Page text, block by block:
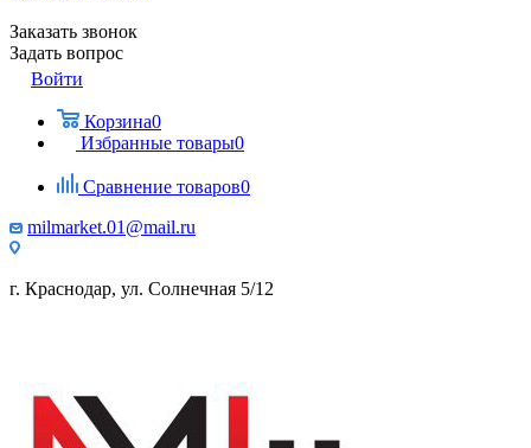
Заказать звонок
Задать вопрос
Войти
Корзина0
Избранные товары0
Сравнение товаров0
milmarket.01@mail.ru
г. Краснодар, ул. Солнечная 5/12